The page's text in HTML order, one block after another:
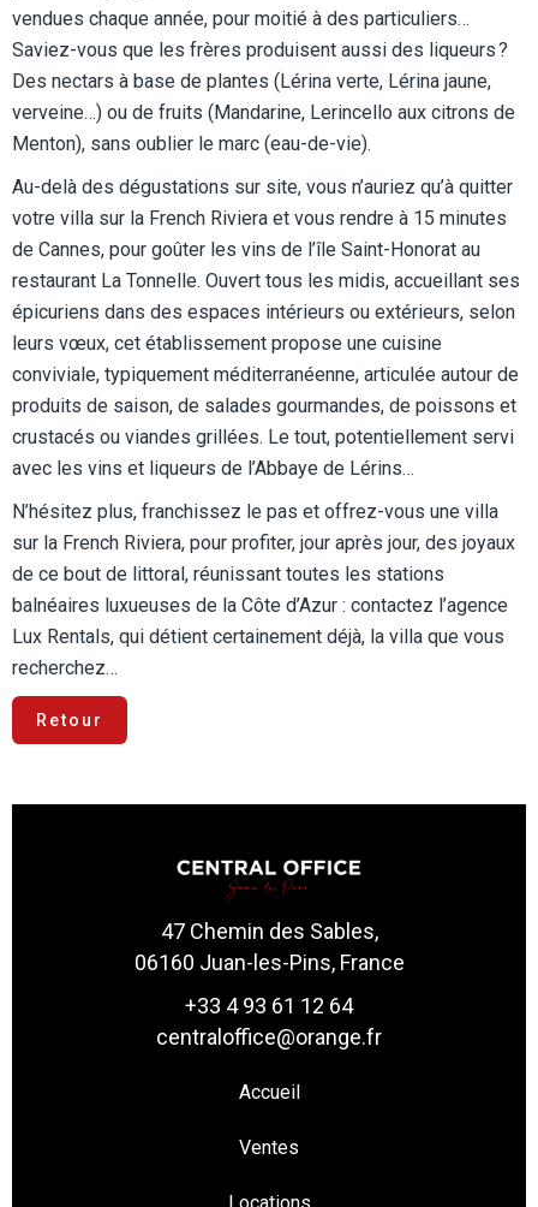
vendues chaque année, pour moitié à des particuliers…
Saviez-vous que les frères produisent aussi des liqueurs ?
Des nectars à base de plantes (Lérina verte, Lérina jaune,
verveine…) ou de fruits (Mandarine, Lerincello aux citrons de
Menton), sans oublier le marc (eau-de-vie).
Au-delà des dégustations sur site, vous n’auriez qu’à quitter
votre villa sur la French Riviera et vous rendre à 15 minutes
de Cannes, pour goûter les vins de l’île Saint-Honorat au
restaurant La Tonnelle. Ouvert tous les midis, accueillant ses
épicuriens dans des espaces intérieurs ou extérieurs, selon
leurs vœux, cet établissement propose une cuisine
conviviale, typiquement méditerranéenne, articulée autour de
produits de saison, de salades gourmandes, de poissons et
crustacés ou viandes grillées. Le tout, potentiellement servi
avec les vins et liqueurs de l’Abbaye de Lérins…
N’hésitez plus, franchissez le pas et offrez-vous une villa
sur la French Riviera, pour profiter, jour après jour, des joyaux
de ce bout de littoral, réunissant toutes les stations
balnéaires luxueuses de la Côte d’Azur : contactez l’agence
Lux Rentals, qui détient certainement déjà, la villa que vous
recherchez…
Retour
47 Chemin des Sables,
06160 Juan-les-Pins, France
+33 4 93 61 12 64
centraloffice@orange.fr
Accueil
Ventes